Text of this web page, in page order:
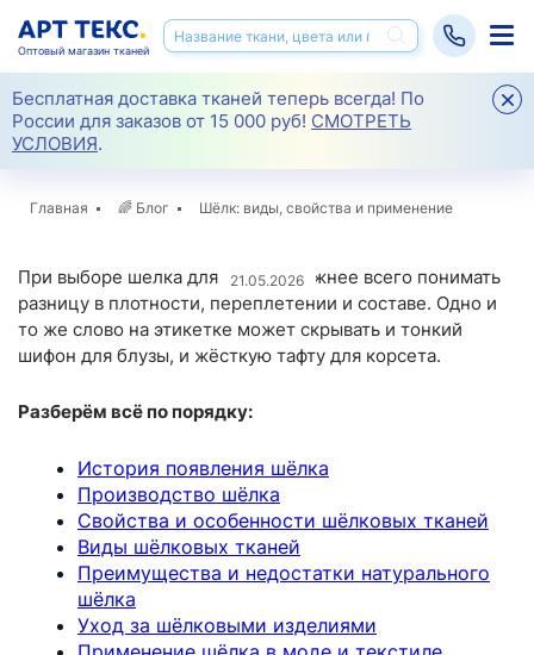
Бесплатная доставка тканей теперь всегда! По
России для заказов от 15 000 руб! СМОТРЕТЬ
УСЛОВИЯ.
Оптовый магазин тканей
Главная 🌈 Блог Шёлк: виды, свойства и применение
21.05.2026
При выборе шелка для пошива важнее всего понимать
разницу в плотности, переплетении и составе. Одно и
то же слово на этикетке может скрывать и тонкий
шифон для блузы, и жёсткую тафту для корсета.
Разберём всё по порядку:
История появления шёлка
Производство шёлка
Свойства и особенности шёлковых тканей
Виды шёлковых тканей
Преимущества и недостатки натурального
шёлка
Уход за шёлковыми изделиями